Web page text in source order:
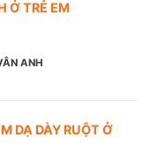
Ở TRẺ EM
ANH
DẠ DÀY RUỘT Ở